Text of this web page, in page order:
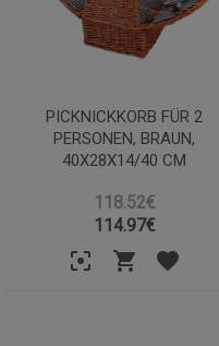
PICKNICKKORB FÜR 2
PERSONEN, BRAUN,
40X28X14/40 CM
118.52€
114.97€